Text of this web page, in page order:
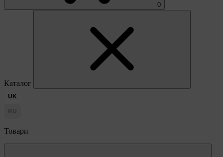
0
Каталог
UK
RU
Товари